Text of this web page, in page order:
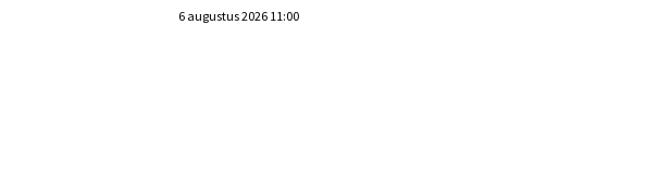
6 augustus 2026 11:00